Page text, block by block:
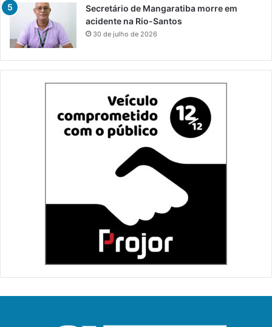
Secretário de Mangaratiba morre em
acidente na Rio-Santos
30 de julho de 2026